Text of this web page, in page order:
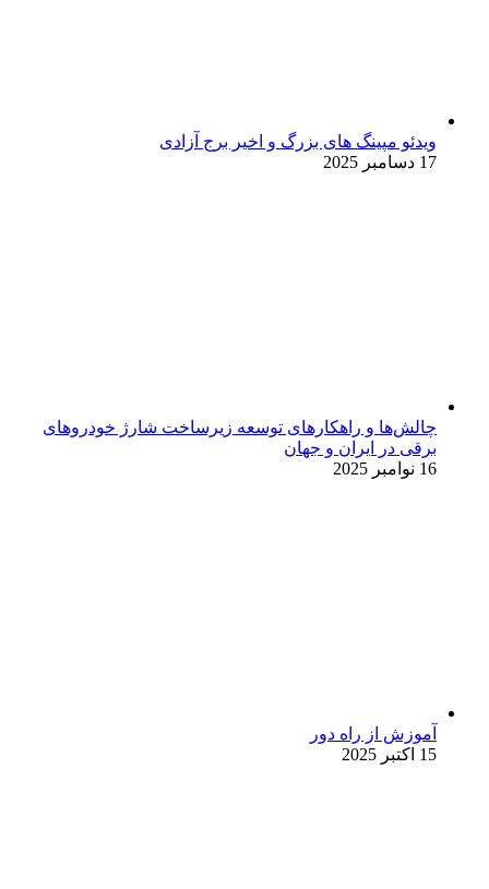
ویدئو مپینگ های بزرگ و اخیر برج آزادی
17 دسامبر 2025
چالش‌ها و راهکارهای توسعه زیرساخت شارژ خودروهای
برقی در ایران و جهان
16 نوامبر 2025
آموزش از راه دور
15 اکتبر 2025